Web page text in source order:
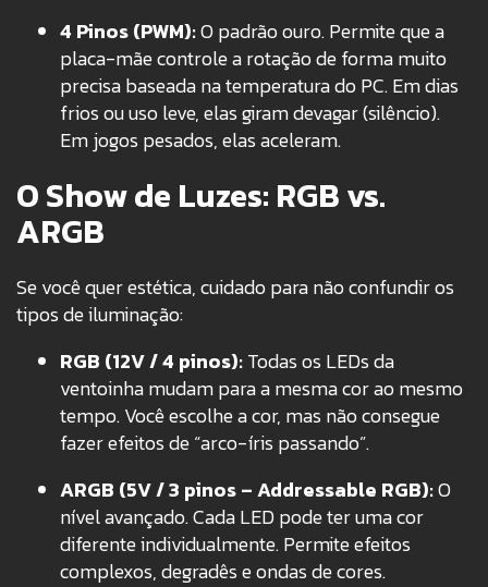
4 Pinos (PWM):O padrão ouro. Permite que a
placa-mãe controle a rotação de forma muito
precisa baseada na temperatura do PC. Em dias
frios ou uso leve, elas giram devagar (silêncio).
Em jogos pesados, elas aceleram.
O Show de Luzes: RGB vs.
ARGB
Se você quer estética, cuidado para não confundir os
tipos de iluminação:
RGB (12V / 4 pinos):Todas os LEDs da
ventoinha mudam para a mesma cor ao mesmo
tempo. Você escolhe a cor, mas não consegue
fazer efeitos de “arco-íris passando”.
ARGB (5V / 3 pinos – Addressable RGB):O
nível avançado. Cada LED pode ter uma cor
diferente individualmente. Permite efeitos
complexos, degradês e ondas de cores.